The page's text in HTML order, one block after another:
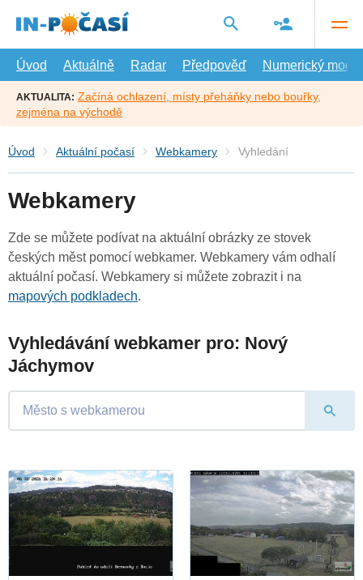
hlavní
Úvod
Aktuálně Radar Předpověď Numerický model
AKTUALITA: Začíná ochlazení, místy přeháňky nebo bouřky,
zejména na východě
Úvod Aktuální počasí Webkamery Vyhledání
Webkamery
Zde se můžete podívat na aktuální obrázky ze stovek
českých měst pomocí webkamer. Webkamery vám odhalí
aktuální počasí. Webkamery si můžete zobrazit i na
mapových podkladech.
Vyhledávání webkamer pro: Nový
Jáchymov